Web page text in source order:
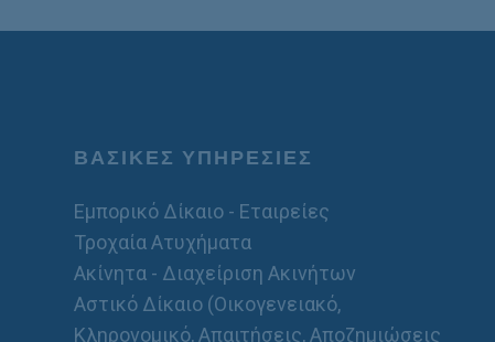
ΒΑΣΙΚΕΣ ΥΠΗΡΕΣΙΕΣ
Εμπορικό Δίκαιο - Εταιρείες
Τροχαία Ατυχήματα
Ακίνητα - Διαχείριση Ακινήτων
Αστικό Δίκαιο (Οικογενειακό,
Κληρονομικό, Απαιτήσεις, Αποζημιώσεις